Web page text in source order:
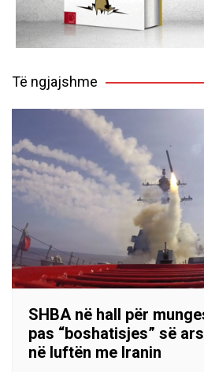
Të ngjajshme
SHBA në hall për
pas “boshatisjes” së
në luftën me Iranin